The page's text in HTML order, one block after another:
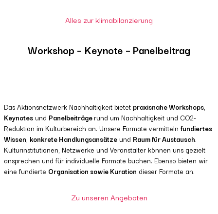
Alles zur klimabilanzierung
Workshop – Keynote – Panelbeitrag
Das Aktionsnetzwerk Nachhaltigkeit bietet praxisnahe Workshops,
Keynotesund Panelbeiträgerund um Nachhaltigkeit und CO2-
Reduktion im Kulturbereich an. Unsere Formate vermitteln fundiertes
Wissen, konkrete Handlungsansätzeund Raum für Austausch.
Kulturinstitutionen, Netzwerke und Veranstalter können uns gezielt
ansprechen und für individuelle Formate buchen. Ebenso bieten wir
eine fundierte Organisation sowie Kuration dieser Formate an.
Zu unseren Angeboten